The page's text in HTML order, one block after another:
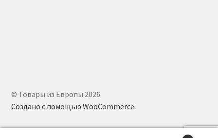
© Товары из Европы 2026
Создано с помощью WooCommerce.